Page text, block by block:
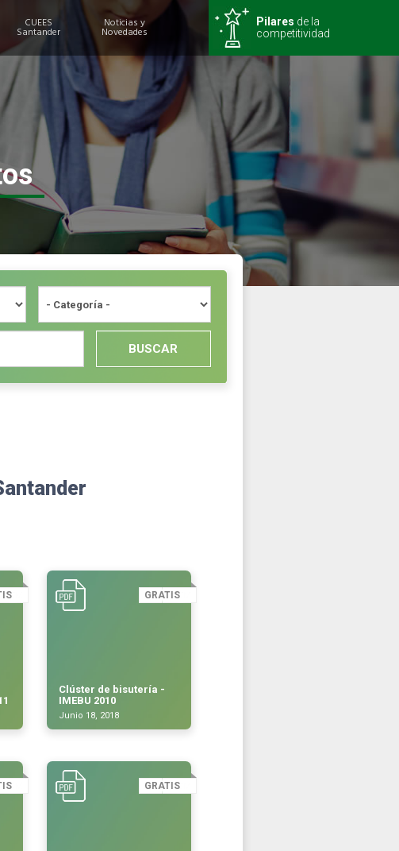
Pilares de la
competitividad
CUEES
Santander
Noticias y
Novedades
BUSCAR
GRATIS
Clúster de bisutería -
IMEBU 2010
Junio 18, 2018
GRATIS